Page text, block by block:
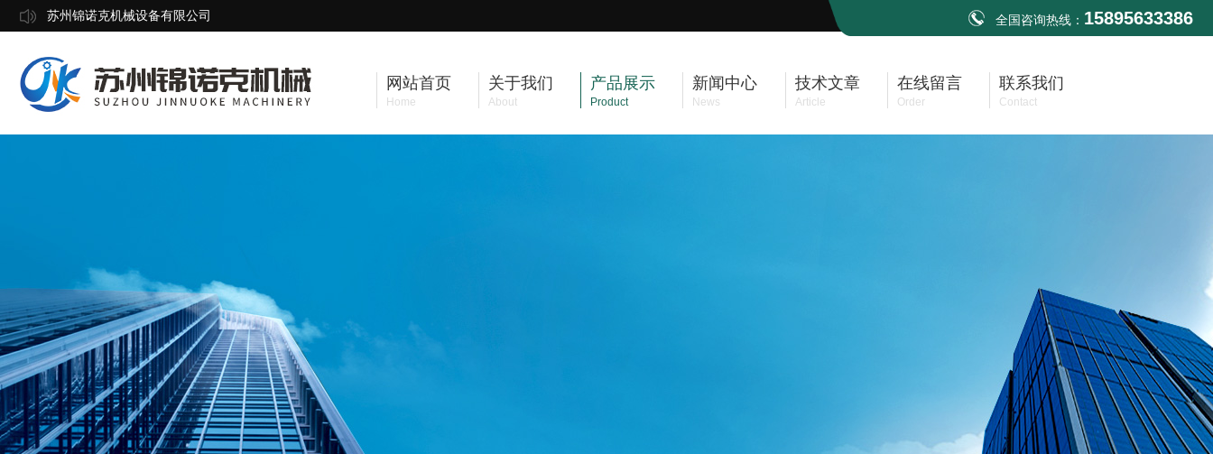
苏州锦诺克机械设备有限公司 全国咨询热线： 15895633386
网站首页
Home
关于我们
About
产品展示
Product
新闻中心
News
技术文章
Article
在线留言
Order
联系我们
Contact